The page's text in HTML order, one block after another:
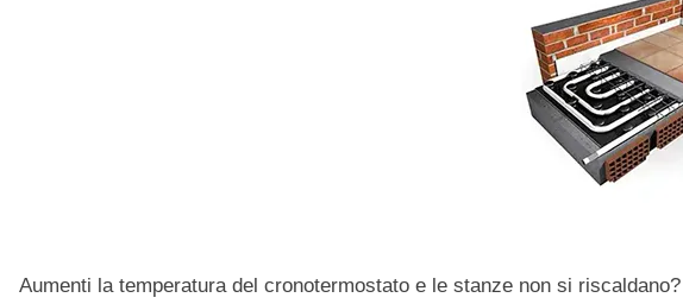
Aumenti la temperatura del cronotermostato e le stanze non si